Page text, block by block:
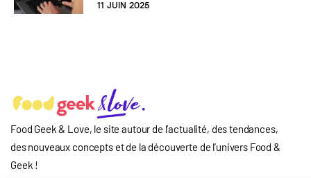
11 JUIN 2025
Food Geek & Love, le site autour de l’actualité, des tendances,
des nouveaux concepts et de la découverte de l’univers Food&
Geek !